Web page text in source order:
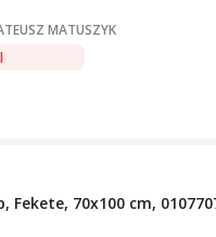
MATUSZYK
Fekete, 70x100 cm,